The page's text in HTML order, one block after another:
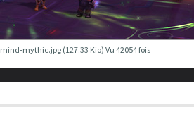
mythic.jpg (127.33 Kio) Vu 42054 fois